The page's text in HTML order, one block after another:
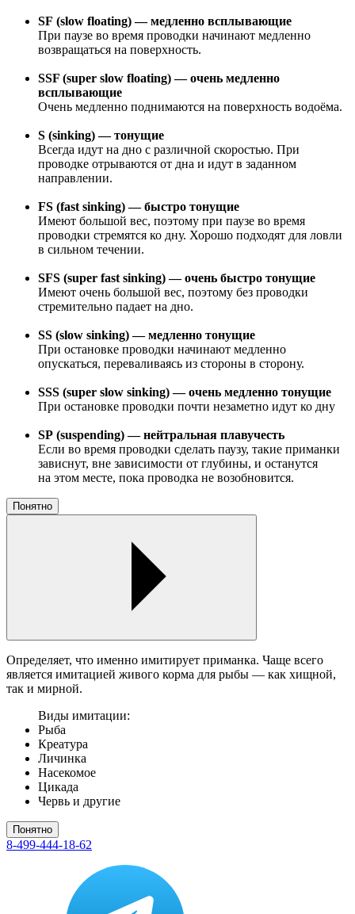
SF (slow floating) — медленно всплывающие
При паузе во время проводки начинают медленно
возвращаться на поверхность.
SSF (super slow floating) — очень медленно
всплывающие
Очень медленно поднимаются на поверхность водоёма.
S (sinking) — тонущие
Всегда идут на дно с различной скоростью. При
проводке отрываются от дна и идут в заданном
направлении.
FS (fast sinking) — быстро тонущие
Имеют большой вес, поэтому при паузе во время
проводки стремятся ко дну. Хорошо подходят для ловли
в сильном течении.
SFS (super fast sinking) — очень быстро тонущие
Имеют очень большой вес, поэтому без проводки
стремительно падает на дно.
SS (slow sinking) — медленно тонущие
При остановке проводки начинают медленно
опускаться, переваливаясь из стороны в сторону.
SSS (super slow sinking) — очень медленно тонущие
При остановке проводки почти незаметно идут ко дну
SP (suspending) — нейтральная плавучесть
Если во время проводки сделать паузу, такие приманки
зависнут, вне зависимости от глубины, и останутся
на этом месте, пока проводка не возобновится.
Понятно
Определяет, что именно имитирует приманка. Чаще всего
является имитацией живого корма для рыбы — как хищной,
так и мирной.
Виды имитации:
Рыба
Креатура
Личинка
Насекомое
Цикада
Червь и другие
Понятно
8-499-444-18-62